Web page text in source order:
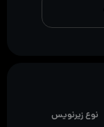
نوع زیرنویس